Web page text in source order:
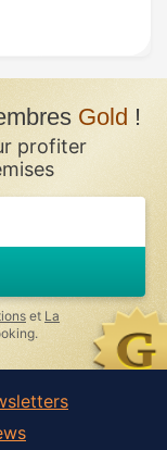
Gold !
profiter
et La